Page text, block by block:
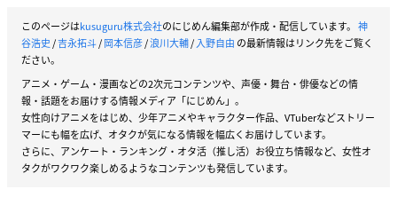
このページはkusuguru株式会社のにじめん編集部が作成・配信しています。 神
谷浩史/吉永拓斗/岡本信彦/浪川大輔/入野自由 の最新情報はリンク先をご覧く
ださい。
アニメ・ゲーム・漫画などの2次元コンテンツや、声優・舞台・俳優などの情
報・話題をお届けする情報メディア「にじめん」。
女性向けアニメをはじめ、少年アニメやキャラクター作品、VTuberなどストリー
マーにも幅を広げ、オタクが気になる情報を幅広くお届けしています。
さらに、アンケート・ランキング・オタ活（推し活）お役立ち情報など、女性オ
タクがワクワク楽しめるようなコンテンツも発信しています。